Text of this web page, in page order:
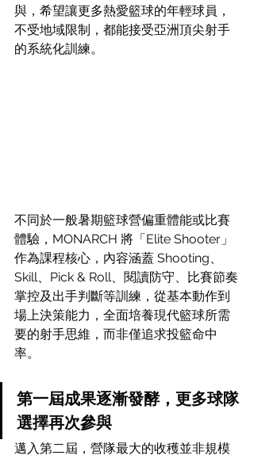
與，希望讓更多熱愛籃球的年輕球員，
不受地域限制，都能接受亞洲頂尖射手
的系統化訓練。
不同於一般暑期籃球營偏重體能或比賽
體驗，MONARCH 將「Elite Shooter」
作為課程核心，內容涵蓋 Shooting、
Skill、Pick & Roll、閱讀防守、比賽節奏
掌控及出手判斷等訓練，從基本動作到
場上決策能力，全面培養現代籃球所需
要的射手思維，而非僅追求投籃命中
率。
第一屆成果逐漸發酵，更多球隊
選擇再次參與
邁入第二屆，營隊最大的收穫並非規模